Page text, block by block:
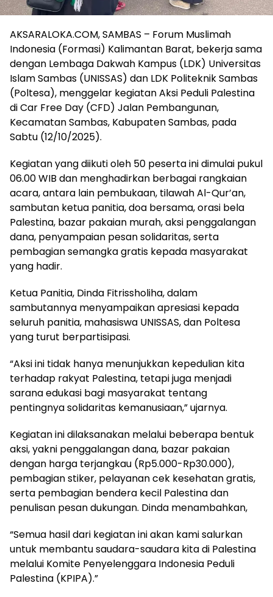
AKSARALOKA.COM, SAMBAS – Forum Muslimah
Indonesia (Formasi) Kalimantan Barat, bekerja sama
dengan Lembaga Dakwah Kampus (LDK) Universitas
Islam Sambas (UNISSAS) dan LDK Politeknik Sambas
(Poltesa), menggelar kegiatan Aksi Peduli Palestina
di Car Free Day (CFD) Jalan Pembangunan,
Kecamatan Sambas, Kabupaten Sambas, pada
Sabtu (12/10/2025).
Kegiatan yang diikuti oleh 50 peserta ini dimulai pukul
06.00 WIB dan menghadirkan berbagai rangkaian
acara, antara lain pembukaan, tilawah Al-Qur’an,
sambutan ketua panitia, doa bersama, orasi bela
Palestina, bazar pakaian murah, aksi penggalangan
dana, penyampaian pesan solidaritas, serta
pembagian semangka gratis kepada masyarakat
yang hadir.
Ketua Panitia, Dinda Fitrissholiha, dalam
sambutannya menyampaikan apresiasi kepada
seluruh panitia, mahasiswa UNISSAS, dan Poltesa
yang turut berpartisipasi.
“Aksi ini tidak hanya menunjukkan kepedulian kita
terhadap rakyat Palestina, tetapi juga menjadi
sarana edukasi bagi masyarakat tentang
pentingnya solidaritas kemanusiaan,” ujarnya.
Kegiatan ini dilaksanakan melalui beberapa bentuk
aksi, yakni penggalangan dana, bazar pakaian
dengan harga terjangkau (Rp5.000-Rp30.000),
pembagian stiker, pelayanan cek kesehatan gratis,
serta pembagian bendera kecil Palestina dan
penulisan pesan dukungan. Dinda menambahkan,
“Semua hasil dari kegiatan ini akan kami salurkan
untuk membantu saudara-saudara kita di Palestina
melalui Komite Penyelenggara Indonesia Peduli
Palestina (KPIPA).”